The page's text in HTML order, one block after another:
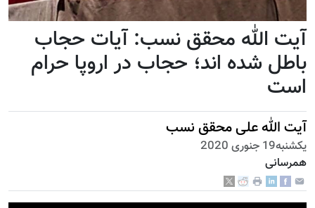
آیت الله محقق نسب: آیات حجاب
باطل شده اند؛ حجاب در اروپا حرام
است
آيت الله علی محقق نسب
يكشنبه19 جنوری 2020
همرسانی